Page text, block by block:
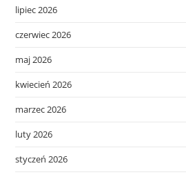
lipiec 2026
czerwiec 2026
maj 2026
kwiecień 2026
marzec 2026
luty 2026
styczeń 2026